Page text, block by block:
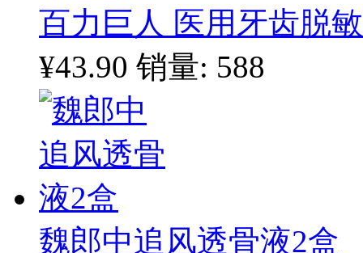
百力巨人 医用牙齿脱
¥43.90 销量: 588
魏郎中追风透骨液2盒